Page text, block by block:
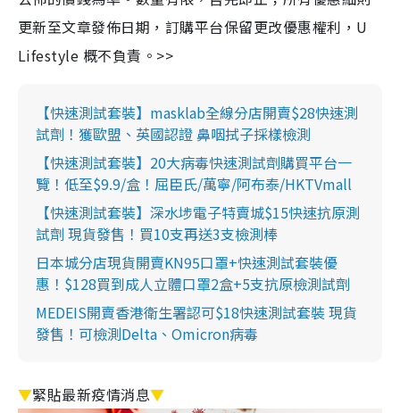
更新至文章發佈日期，訂購平台保留更改優惠權利，U
Lifestyle 概不負責。>>
【快速測試套裝】masklab全線分店開賣$28快速測
試劑！獲歐盟、英國認證 鼻咽拭子採樣檢測
【快速測試套裝】20大病毒快速測試劑購買平台一
覽！低至$9.9/盒！屈臣氏/萬寧/阿布泰/HKTVmall
【快速測試套裝】深水埗電子特賣城$15快速抗原測
試劑 現貨發售！買10支再送3支檢測棒
日本城分店現貨開賣KN95口罩+快速測試套裝優
惠！$128買到成人立體口罩2盒+5支抗原檢測試劑
MEDEIS開賣香港衛生署認可$18快速測試套裝 現貨
發售！可檢測Delta、Omicron病毒
▼緊貼最新疫情消息▼